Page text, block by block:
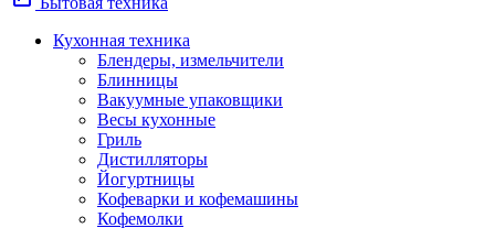
Сушильные машины
Морозильные камеры
Плиты
Посудомоечные машины
Водонагреватели
Бойлеры
Кухонная техника
Блендеры, измельчители
Блинницы
Вакуумные упаковщики
Весы кухонные
Гриль
Дистилляторы
Йогуртницы
Кофеварки и кофемашины
Кофемолки